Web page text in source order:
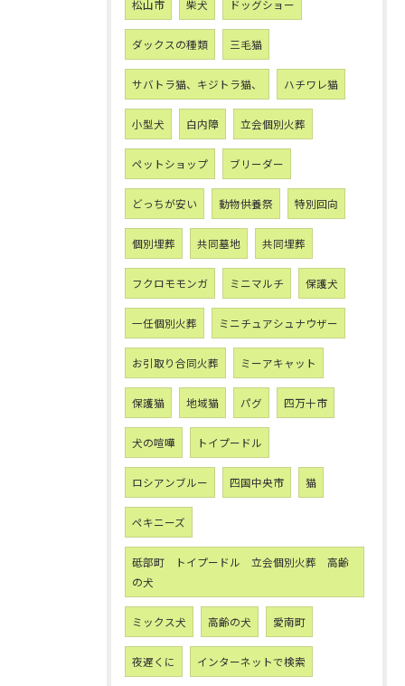
松山市 柴犬 ドッグショー
ダックスの種類 三毛猫
サバトラ猫、キジトラ猫、 ハチワレ猫
小型犬 白内障 立会個別火葬
ペットショップ ブリーダー
どっちが安い 動物供養祭 特別回向
個別埋葬 共同墓地 共同埋葬
フクロモモンガ ミニマルチ 保護犬
一任個別火葬 ミニチュアシュナウザー
お引取り合同火葬 ミーアキャット
保護猫 地域猫 パグ 四万十市
犬の喧嘩 トイプードル
ロシアンブルー 四国中央市 猫
ペキニーズ
砥部町 トイプードル 立会個別火葬 高齢
の犬
ミックス犬 高齢の犬 愛南町
夜遅くに インターネットで検索